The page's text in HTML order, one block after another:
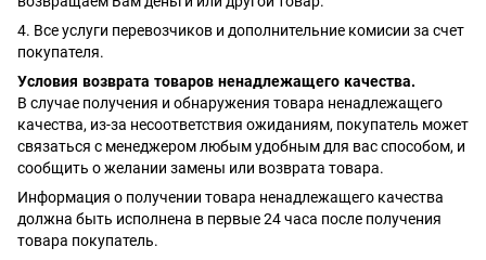
4. Все услуги перевозчиков и дополнительние комисии за счет
покупателя.
Условия возврата товаров ненадлежащего качества.
В случае получения и обнаружения товара ненадлежащего
качества, из-за несоответствия ожиданиям, покупатель может
связаться с менеджером любым удобным для вас способом, и
сообщить о желании замены или возврата товара.
Информация о получении товара ненадлежащего качества
должна быть исполнена в первые 24 часа после получения
товара покупатель.